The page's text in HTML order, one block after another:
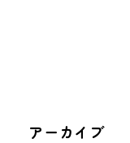
アーカイブ